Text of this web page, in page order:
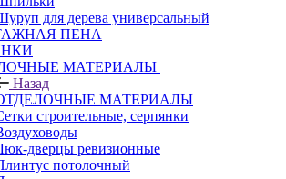
для дерева универсальный
ПЕНА
МАТЕРИАЛЫ
Назад
МАТЕРИАЛЫ
строительные, серпянки
дверцы ревизионные
потолочный